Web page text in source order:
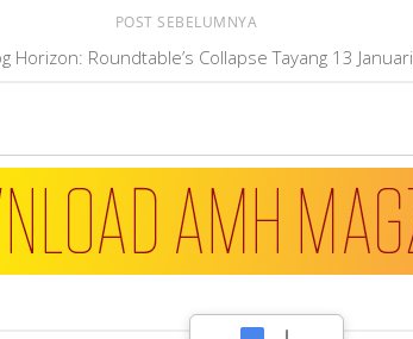
POST SEBELUMNYA
Horizon: Roundtable’s Collapse Tayang 13 Januari